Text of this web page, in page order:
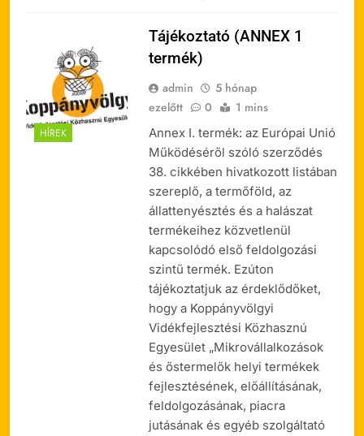
HÍREK
Tájékoztató (ANNEX 1
termék)
admin
5 hónap
ezelőtt
0 1 mins
Annex I. termék: az Európai Unió
Működéséről szóló szerződés
38. cikkében hivatkozott listában
szereplő, a termőföld, az
állattenyésztés és a halászat
termékeihez közvetlenül
kapcsolódó első feldolgozási
szintű termék. Ezúton
tájékoztatjuk az érdeklődőket,
hogy a Koppányvölgyi
Vidékfejlesztési Közhasznú
Egyesület „Mikrovállalkozások
és őstermelők helyi termékek
fejlesztésének, előállításának,
feldolgozásának, piacra
jutásának és egyéb szolgáltató